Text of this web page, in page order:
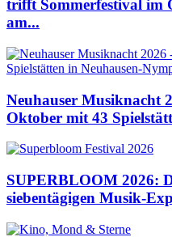
trifft Sommerfestival im
am...
Neuhauser Musiknacht
Oktober mit 43
SUPERBLOOM 2026:
siebentägigen Musik-